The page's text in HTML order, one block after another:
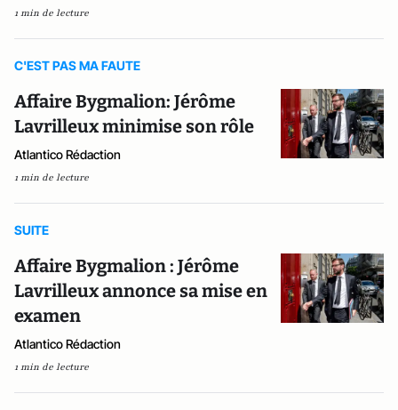
1 min de lecture
C'EST PAS MA FAUTE
Affaire Bygmalion: Jérôme
Lavrilleux minimise son rôle
Atlantico Rédaction
1 min de lecture
SUITE
Affaire Bygmalion : Jérôme
Lavrilleux annonce sa mise en
examen
Atlantico Rédaction
1 min de lecture